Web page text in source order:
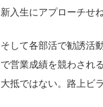
新入生にアプローチせ
そして各部活で勧誘活
で営業成績を競わされ
大抵ではない。路上ビ